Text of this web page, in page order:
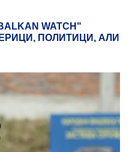
WATCH"
ПОЛИТИЦИ, АЛИ